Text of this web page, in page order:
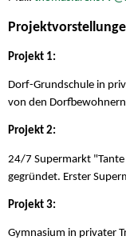
Projekt 1:
Dorf-Grundschule in
von den
Projekt 2:
24/7 Supermarkt
gegründet. Erster
Projekt 3:
Gymnasium in privater